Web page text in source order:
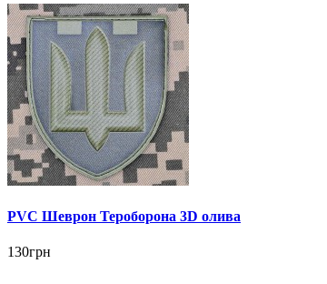
PVC Шеврон Тероборона 3D олива
130грн